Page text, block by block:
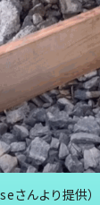
んより提供）